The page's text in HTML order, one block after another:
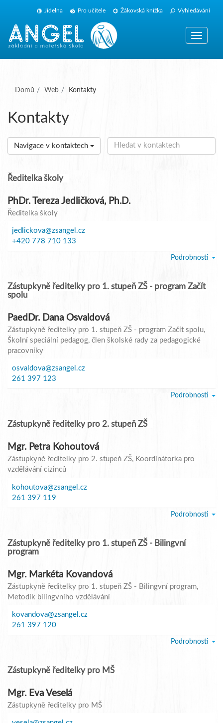
Jídelna Pro učitele Žákovská knížka Vyhledávání
Domů Web Kontakty(aktuální)
Kontakty
Navigace v kontaktech
Ředitelka školy
PhDr. Tereza Jedličková, Ph.D.
Ředitelka školy
jedlickova@zsangel.cz
+420 778 710 133
Podrobnosti
Zástupkyně ředitelky pro 1. stupeň ZŠ - program Začít
spolu
PaedDr. Dana Osvaldová
Zástupkyně ředitelky pro 1. stupeň ZŠ - program Začít spolu,
Školní speciální pedagog, člen školské rady za pedagogické
pracovníky
osvaldova@zsangel.cz
261 397 123
Podrobnosti
Zástupkyně ředitelky pro 2. stupeň ZŠ
Mgr. Petra Kohoutová
Zástupkyně ředitelky pro 2. stupeň ZŠ, Koordinátorka pro
vzdělávání cizinců
kohoutova@zsangel.cz
261 397 119
Podrobnosti
Zástupkyně ředitelky pro 1. stupeň ZŠ - Bilingvní
program
Mgr. Markéta Kovandová
Zástupkyně ředitelky pro 1. stupeň ZŠ - Bilingvní program,
Metodik bilingvního vzdělávání
kovandova@zsangel.cz
261 397 120
Podrobnosti
Zástupkyně ředitelky pro MŠ
Mgr. Eva Veselá
Zástupkyně ředitelky pro MŠ